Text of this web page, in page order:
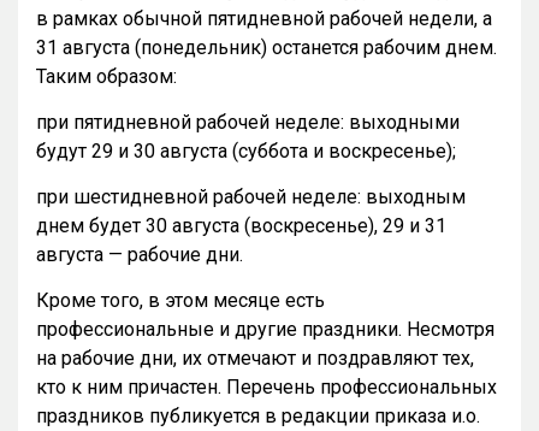
в рамках обычной пятидневной рабочей недели, а
31 августа (понедельник) останется рабочим днем.
Таким образом:
при пятидневной рабочей неделе: выходными
будут 29 и 30 августа (суббота и воскресенье);
при шестидневной рабочей неделе: выходным
днем будет 30 августа (воскресенье), 29 и 31
августа — рабочие дни.
Кроме того, в этом месяце есть
профессиональные и другие праздники. Несмотря
на рабочие дни, их отмечают и поздравляют тех,
кто к ним причастен. Перечень профессиональных
праздников публикуется в редакции приказа и.о.